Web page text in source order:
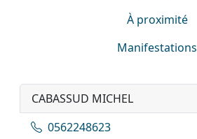
À proximité
Manifestations
CABASSUD MICHEL
0562248623